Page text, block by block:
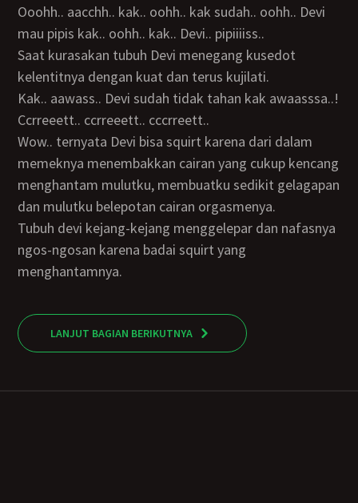
ooohh.. aacchh.. kak.. oohh.. kak sudah.. oohh.. Devi
mau pipis kak.. oohh.. kak.. Devi.. pipiiiiss..
Saat kurasakan tubuh Devi menegang kusedot
kelentitnya dengan kuat dan terus kujilati.
kak.. aawass.. Devi sudah tidak tahan kak awaasssa..!
ccrreeett.. ccrreeett.. cccrreett..
wow.. ternyata Devi bisa squirt karena dari dalam
memeknya menembakkan cairan yang cukup kencang
menghantam mulutku, membuatku sedikit gelagapan
dan mulutku belepotan cairan orgasmenya.
Tubuh devi kejang-kejang menggelepar dan nafasnya
ngos-ngosan karena badai squirt yang
menghantamnya.
LANJUT BAGIAN BERIKUTNYA